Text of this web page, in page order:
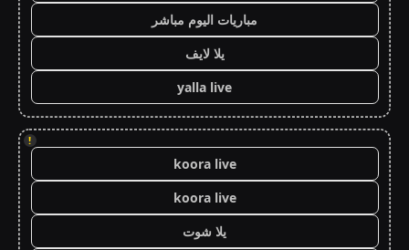
مباريات اليوم مباشر
يلا لايف
yalla live
!
koora live
koora live
يلا شوت